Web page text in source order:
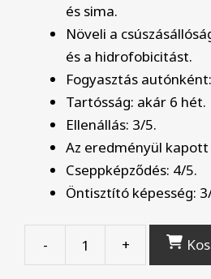
és sima.
Növeli a
és a hidrofobicitást.
Fogyasztás
Tartósság: akár 6 hét.
Ellenállás: 3/5.
Az eredményül
Cseppképződés: 4/5.
Öntisztító képesség:
-
Gyeon
+